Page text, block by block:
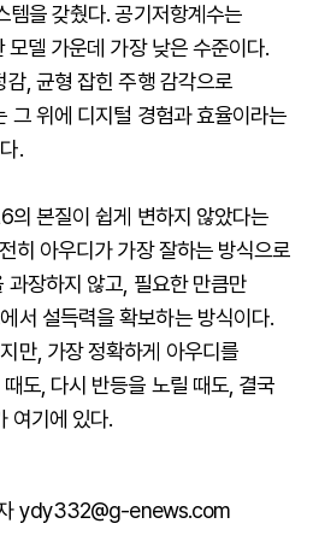
템을 갖췄다. 공기저항계수는
델 가운데 가장 낮은 수준이다.
, 균형 잡힌 주행 감각으로
그 위에 디지털 경험과 효율이라는
.
의 본질이 쉽게 변하지 않았다는
히 아우디가 가장 잘하는 방식으로
과장하지 않고, 필요한 만큼만
서 설득력을 확보하는 방식이다.
만, 가장 정확하게 아우디를
도, 다시 반등을 노릴 때도, 결국
여기에 있다.
ydy332@g-enews.com